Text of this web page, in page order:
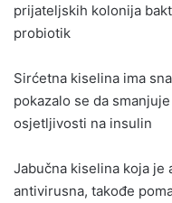
prijateljskih kolonija
probiotik
Sirćetna kiselina ima
pokazalo se da
osjetljivosti na insulin
Jabučna kiselina koja je
antivirusna, takođe